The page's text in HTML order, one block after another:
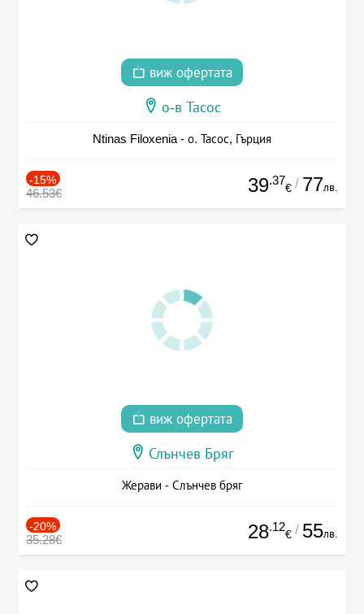
виж офертата
о-в Тасос
Ntinas Filoxenia - о. Тасос, Гърция
-15%
46.53€ 39.37
€ / 77лв.
виж офертата
Слънчев Бряг
Жерави - Слънчев бряг
-20%
35.28€ 28.12
€ / 55лв.